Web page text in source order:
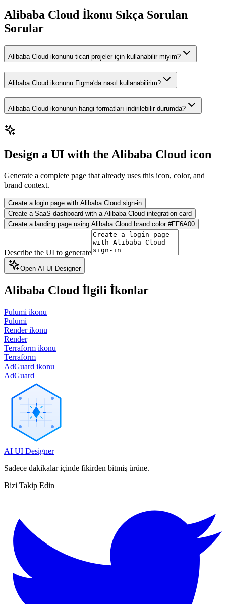
Alibaba Cloud İkonu Sıkça Sorulan
Sorular
Alibaba Cloud ikonunu ticari projeler için kullanabilir miyim?
Alibaba Cloud ikonunu Figma'da nasıl kullanabilirim?
Alibaba Cloud ikonunun hangi formatları indirilebilir durumda?
Design a UI with the Alibaba Cloud icon
Generate a complete page that already uses this icon, color, and
brand context.
Create a login page with Alibaba Cloud sign-in
Create a SaaS dashboard with a Alibaba Cloud integration card
Create a landing page using Alibaba Cloud brand color #FF6A00
Describe the UI to generate
Open AI UI Designer
Alibaba Cloud İlgili İkonlar
Pulumi ikonu
Pulumi
Render ikonu
Render
Terraform ikonu
Terraform
AdGuard ikonu
AdGuard
AI UI Designer
Sadece dakikalar içinde fikirden bitmiş ürüne.
Bizi Takip Edin